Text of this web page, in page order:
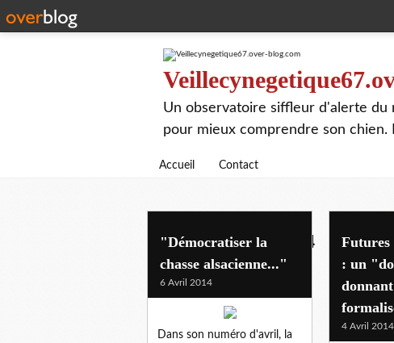
Un observatoire siffleur d'alerte du
pour mieux comprendre son
Accueil Contact
futur bail 2015-2024
"Démocratiser la
chasse alsacienne..."
6 Avril 2014
Dans son numéro d'avril, la
Futures
: un
4 Avril 2014